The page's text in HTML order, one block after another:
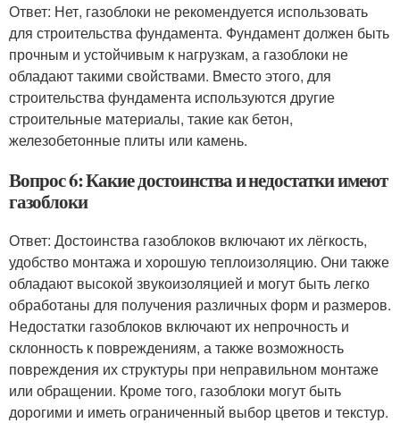
Ответ: Нет, газоблоки не рекомендуется использовать
для строительства фундамента. Фундамент должен быть
прочным и устойчивым к нагрузкам, а газоблоки не
обладают такими свойствами. Вместо этого, для
строительства фундамента используются другие
строительные материалы, такие как бетон,
железобетонные плиты или камень.
Вопрос 6: Какие достоинства и недостатки имеют
газоблоки
Ответ: Достоинства газоблоков включают их лёгкость,
удобство монтажа и хорошую теплоизоляцию. Они также
обладают высокой звукоизоляцией и могут быть легко
обработаны для получения различных форм и размеров.
Недостатки газоблоков включают их непрочность и
склонность к повреждениям, а также возможность
повреждения их структуры при неправильном монтаже
или обращении. Кроме того, газоблоки могут быть
дорогими и иметь ограниченный выбор цветов и текстур.